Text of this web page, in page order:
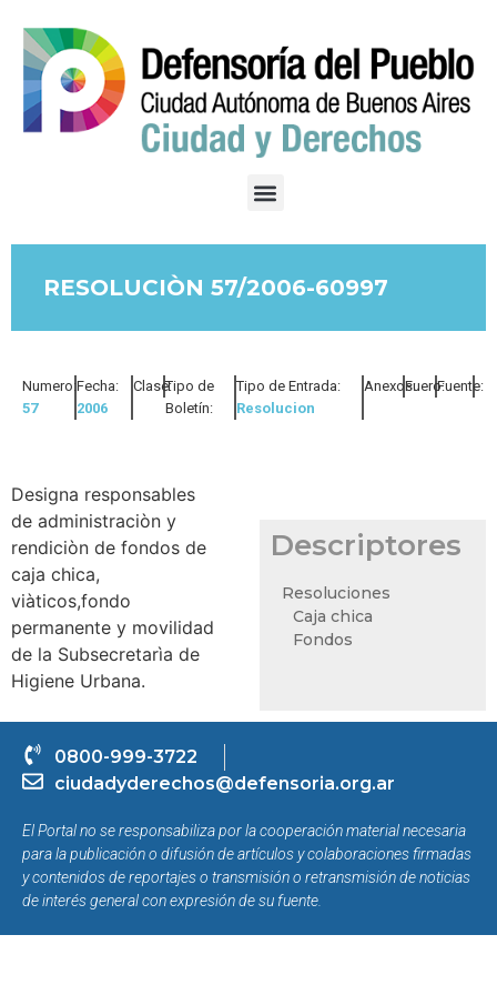
RESOLUCIÒN 57/2006-60997
Numero:
57
Fecha:
2006
Clase:Tipo de
Boletín:
Tipo de Entrada:
Resolucion
Anexos:Fuero:Fuente:
Designa responsables
de administraciòn y
rendiciòn de fondos de
caja chica,
viàticos,fondo
permanente y movilidad
de la Subsecretarìa de
Higiene Urbana.
Descriptores
Resoluciones
Caja chica
Fondos
0800-999-3722
ciudadyderechos@defensoria.org.ar
El Portal no se responsabiliza por la cooperación material necesaria
para la publicación o difusión de artículos y colaboraciones firmadas
y contenidos de reportajes o transmisión o retransmisión de noticias
de interés general con expresión de su fuente.